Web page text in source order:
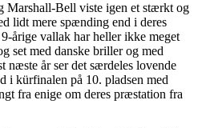
Marshall-Bell viste igen et stærkt og
lidt mere spænding end i deres
årige vallak har heller ikke meget
set med danske briller og med
næste år ser det særdeles lovende
i kürfinalen på 10. pladsen med
fra enige om deres præstation fra